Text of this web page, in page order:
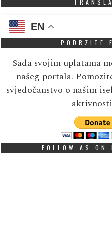
EN
PODRZITE
Sada svojim uplatama
našeg portala.
svjedočanstvo o našim
FOLLOW AS ON